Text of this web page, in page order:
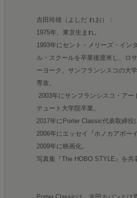
吉田玲雄（よしだ れお）：
1975年、東京生まれ。
1993年にセント・メリーズ・イン
ル・スクールを卒業後渡米し、ロ
ーヨーク、サンフランシスコの大
専攻。
2003年にサンフランシスコ・アー
テュート大学院卒業。
2017年にPorter Classic代表取締役
2006年にエッセイ『ホノカアボー
2009年に映画化。
写真集『The HOBO STYLE』を共